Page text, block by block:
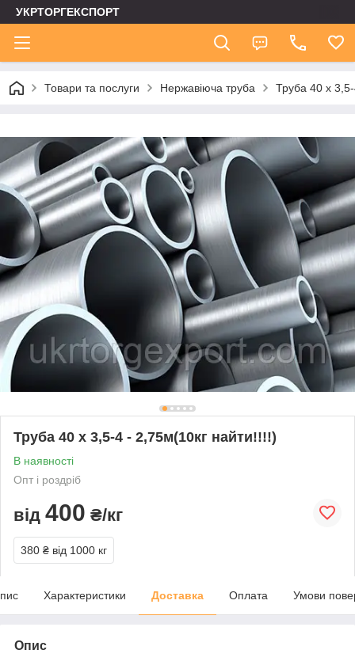
УКРТОРГЕКСПОРТ
Товари та послуги Нержавіюча труба Труба 40 х
Труба 40 х 3,5-4 - 2,75м(10кг найти!!!!)
В наявності
Опт і роздріб
від 400 ₴/кг
380 ₴ від 1000 кг
Характеристики Доставка Оплата Умови
Опис